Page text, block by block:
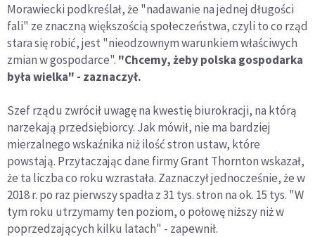
Morawiecki podkreślał, że "nadawanie na jednej długości
fali" ze znaczną większością społeczeństwa, czyli to co rząd
stara się robić, jest "nieodzownym warunkiem właściwych
zmian w gospodarce". "Chcemy, żeby polska gospodarka
była wielka" - zaznaczył.
Szef rządu zwrócił uwagę na kwestię biurokracji, na którą
narzekają przedsiębiorcy. Jak mówił, nie ma bardziej
mierzalnego wskaźnika niż ilość stron ustaw, które
powstają. Przytaczając dane firmy Grant Thornton wskazał,
że ta liczba co roku wzrastała. Zaznaczył jednocześnie, że w
2018 r. po raz pierwszy spadła z 31 tys. stron na ok. 15 tys. "W
tym roku utrzymamy ten poziom, o połowę niższy niż w
poprzedzających kilku latach" - zapewnił.